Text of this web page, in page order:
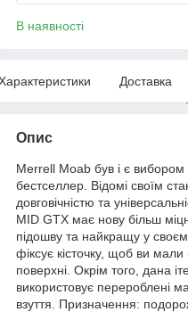
В наявності
Доставка
Опис
Merrell Moab був і є вибором
бестселлер. Відомі своїм
довговічністю та
MID GTX має нову більш
підошву та найкращу у
фіксує кісточку, щоб ви мали
поверхні. Окрім того, дана
використовує перероблені
взуття. Призначення: